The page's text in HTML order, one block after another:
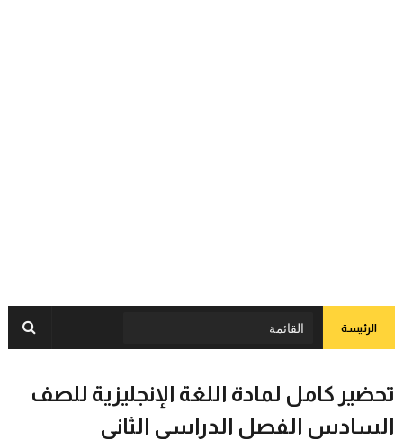
الرئيسة
تحضير كامل لمادة اللغة الإنجليزية للصف
السادس الفصل الدراسي الثاني